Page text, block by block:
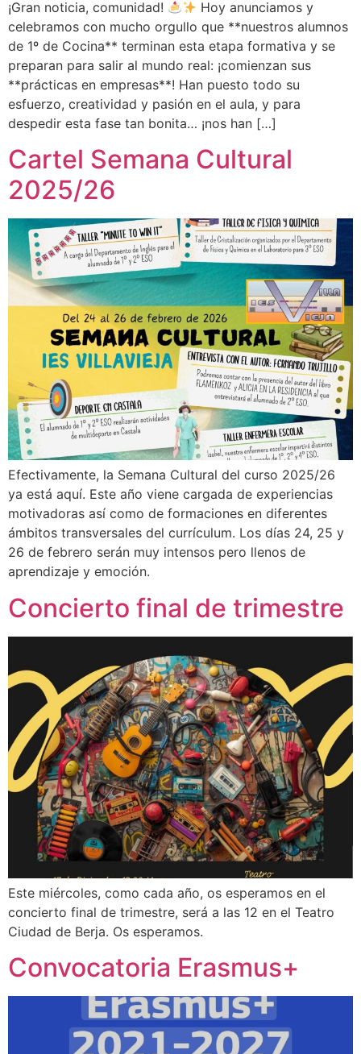
¡Gran noticia, comunidad!
Hoy anunciamos y
celebramos con mucho orgullo que **nuestros alumnos
de 1º de Cocina** terminan esta etapa formativa y se
preparan para salir al mundo real: ¡comienzan sus
**prácticas en empresas**! Han puesto todo su
esfuerzo, creatividad y pasión en el aula, y para
despedir esta fase tan bonita… ¡nos han […]
Cartel Semana Cultural
2025/26
Efectivamente, la Semana Cultural del curso 2025/26
ya está aquí. Este año viene cargada de experiencias
motivadoras así como de formaciones en diferentes
ámbitos transversales del currículum. Los días 24, 25 y
26 de febrero serán muy intensos pero llenos de
aprendizaje y emoción.
Concierto final de trimestre
Este miércoles, como cada año, os esperamos en el
concierto final de trimestre, será a las 12 en el Teatro
Ciudad de Berja. Os esperamos.
Convocatoria Erasmus+